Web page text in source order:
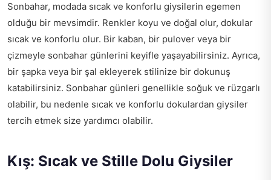
Sonbahar, modada sıcak ve konforlu giysilerin egemen
olduğu bir mevsimdir. Renkler koyu ve doğal olur, dokular
sıcak ve konforlu olur. Bir kaban, bir pulover veya bir
çizmeyle sonbahar günlerini keyifle yaşayabilirsiniz. Ayrıca,
bir şapka veya bir şal ekleyerek stilinize bir dokunuş
katabilirsiniz. Sonbahar günleri genellikle soğuk ve rüzgarlı
olabilir, bu nedenle sıcak ve konforlu dokulardan giysiler
tercih etmek size yardımcı olabilir.
Kış: Sıcak ve Stille Dolu Giysiler